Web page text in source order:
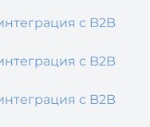
с B2B
с B2B
с B2B